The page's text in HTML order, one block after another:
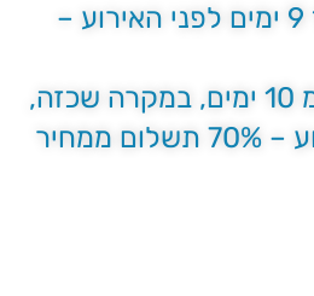
במקרה של ביטול אירוע ללא עלות – התראה של 10 ימים או יותר לפני האירוע, עד 9 ימים לפני האירוע –
דחיית אירוע – אין אפשרות לדחות אירוע / שינוי תאריך אירוע בהתראה של פחות מ 10 ימים, במקרה שכזה,
ובמידה ואין ביכולת 2play לשנות את תאריך האירוע, דחיית אירוע דינו כביטול אירוע – 70% תשלום ממחיר